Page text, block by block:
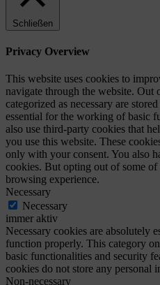
Schließen
Privacy Overview
This website uses cookies to
navigate through the website. Out
categorized as necessary are
essential for the working of basic
also use third-party cookies that
you use this website. These
only with your consent. You also
cookies. But opting out of some
browsing experience.
Necessary
Necessary
immer aktiv
Necessary cookies are absolutely
function properly. This category
basic functionalities and security
cookies do not store any personal
Non-necessary